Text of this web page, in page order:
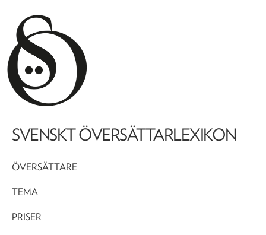
SVENSKT ÖVERSÄTTARLEXIKON
ÖVERSÄTTARE
TEMA
PRISER